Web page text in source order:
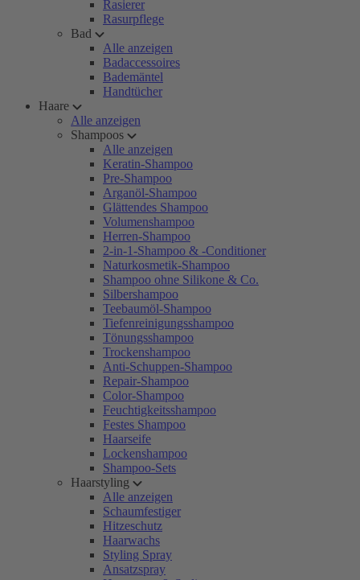
Rasierer
Rasurpflege
Bad
Alle anzeigen
Badaccessoires
Bademäntel
Handtücher
Haare
Alle anzeigen
Shampoos
Alle anzeigen
Keratin-Shampoo
Pre-Shampoo
Arganöl-Shampoo
Glättendes Shampoo
Volumenshampoo
Herren-Shampoo
2-in-1-Shampoo & -Conditioner
Naturkosmetik-Shampoo
Shampoo ohne Silikone & Co.
Silbershampoo
Teebaumöl-Shampoo
Tiefenreinigungsshampoo
Tönungsshampoo
Trockenshampoo
Anti-Schuppen-Shampoo
Repair-Shampoo
Color-Shampoo
Feuchtigkeitsshampoo
Festes Shampoo
Haarseife
Lockenshampoo
Shampoo-Sets
Haarstyling
Alle anzeigen
Schaumfestiger
Hitzeschutz
Haarwachs
Styling Spray
Ansatzspray